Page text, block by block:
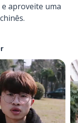
aproveite uma